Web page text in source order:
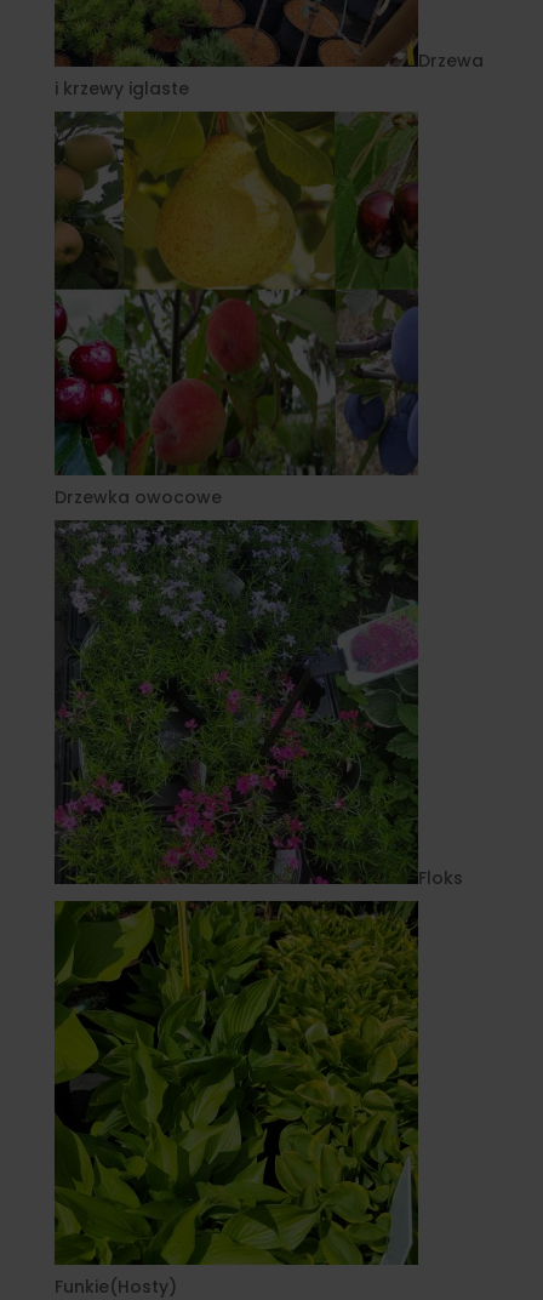
Drzewa
i krzewy iglaste
Drzewka owocowe
Floks
Funkie(Hosty)